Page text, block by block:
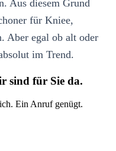
Aus diesem Grund
für Kniee,
Aber egal ob alt oder
im Trend.
sind für Sie da.
Ein Anruf genügt.